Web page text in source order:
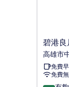
碧
港
良
居
商
碧港良
高雄市
免費
免費